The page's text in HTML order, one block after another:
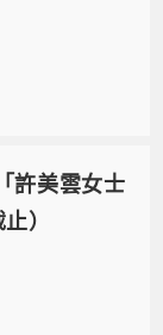
許美雲女士
）